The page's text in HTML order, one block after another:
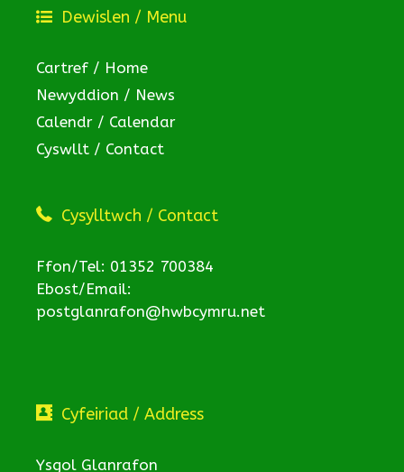
Dewislen / Menu
Cartref / Home
Newyddion / News
Calendr / Calendar
Cyswllt / Contact
Cysylltwch / Contact
Ffon/Tel: 01352 700384
Ebost/Email:
postglanrafon@hwbcymru.net
Cyfeiriad / Address
Ysgol Glanrafon